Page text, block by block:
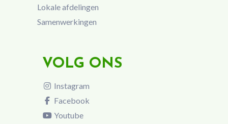
Lokale afdelingen
Samenwerkingen
VOLG ONS
Instagram
Facebook
Youtube